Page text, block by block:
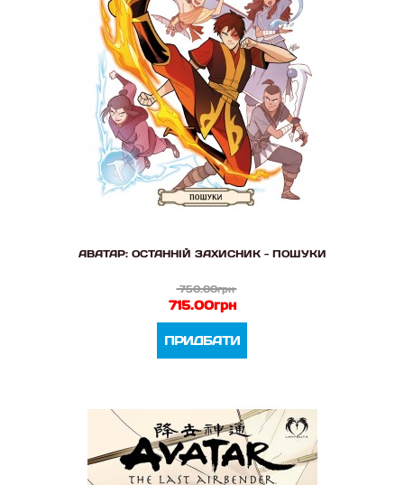
АВАТАР: ОСТАННІЙ ЗАХИСНИК - ПОШУКИ
750.00грн
715.00грн
ПРИДБАТИ